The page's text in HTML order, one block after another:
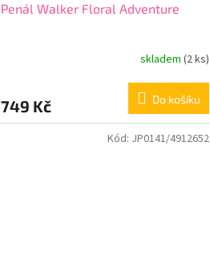
Penál Walker Floral Adventure
skladem (2 ks)
749 Kč Do košíku
Kód: JP0141/4912652